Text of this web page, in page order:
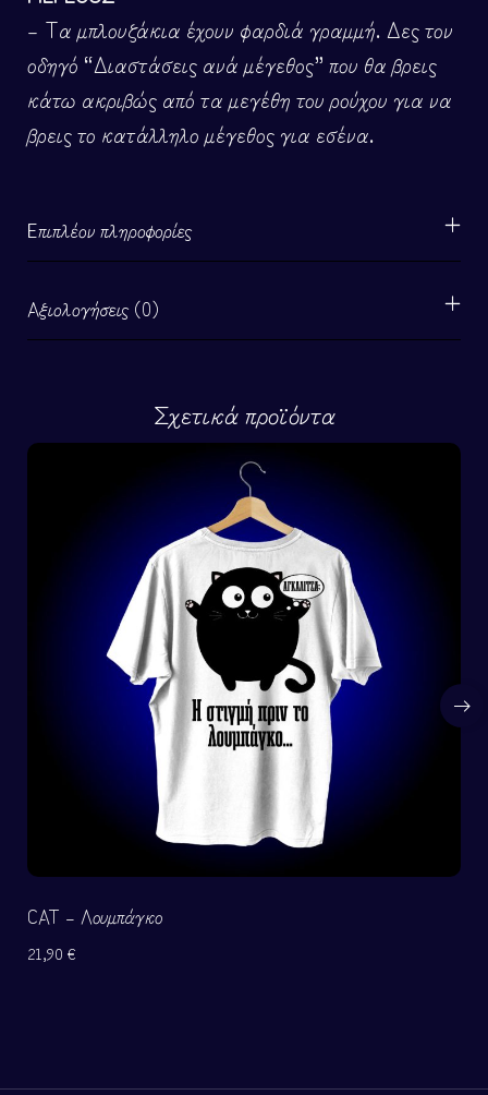
– Τα μπλουζάκια έχουν φαρδιά γραμμή. Δες τον
οδηγό “Διαστάσεις ανά μέγεθος” που θα βρεις
κάτω ακριβώς από τα μεγέθη του ρούχου για να
βρεις το κατάλληλο μέγεθος για εσένα.
Επιπλέον πληροφορίες
Αξιολογήσεις (0)
Σχετικά προϊόντα
CAT – Λουμπάγκο
21,90 €